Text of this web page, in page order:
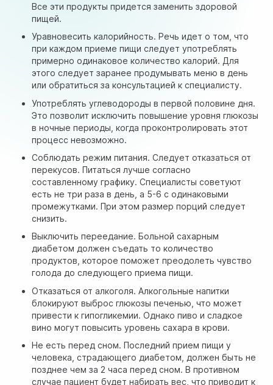
Все эти продукты придется заменить здоровой
пищей.
Уравновесить калорийность. Речь идет о том, что
при каждом приеме пищи следует употреблять
примерно одинаковое количество калорий. Для
этого следует заранее продумывать меню в день
или обратиться за консультацией к специалисту.
Употреблять углеводороды в первой половине дня.
Это позволит исключить повышение уровня глюкозы
в ночные периоды, когда проконтролировать этот
процесс невозможно.
Соблюдать режим питания. Следует отказаться от
перекусов. Питаться лучше согласно
составленному графику. Специалисты советуют
есть не три раза в день, а 5-6 с одинаковыми
промежутками. При этом размер порций следует
снизить.
Выключить переедание. Больной сахарным
диабетом должен съедать то количество
продуктов, которое поможет преодолеть чувство
голода до следующего приема пищи.
Отказаться от алкоголя. Алкогольные напитки
блокируют выброс глюкозы печенью, что может
привести к гипогликемии. Однако пиво и сладкое
вино могут повысить уровень сахара в крови.
Не есть перед сном. Последний прием пищи у
человека, страдающего диабетом, должен быть не
позднее чем за 2 часа перед сном. В противном
случае пациент будет набирать вес, что приводит к